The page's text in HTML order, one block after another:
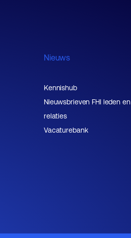
Nieuws
Kennishub
Nieuwsbrieven FHI leden en
relaties
Vacaturebank